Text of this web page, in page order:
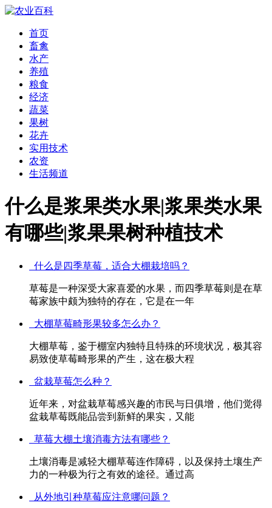
首页
畜禽
水产
养殖
粮食
经济
蔬菜
果树
花卉
实用技术
农资
生活频道
什么是浆果类水果|浆果类水果
有哪些|浆果果树种植技术
什么是四季草莓，适合大棚栽培吗？
草莓是一种深受大家喜爱的水果，而四季草莓则是在草
莓家族中颇为独特的存在，它是在一年
大棚草莓畸形果较多怎么办？
大棚草莓，鉴于棚室内独特且特殊的环境状况，极其容
易致使草莓畸形果的产生，这在极大程
盆栽草莓怎么种？
近年来，对盆栽草莓感兴趣的市民与日俱增，他们觉得
盆栽草莓既能品尝到新鲜的果实，又能
草莓大棚土壤消毒方法有哪些？
土壤消毒是减轻大棚草莓连作障碍，以及保持土壤生产
力的一种极为行之有效的途径。通过高
从外地引种草莓应注意哪问题？